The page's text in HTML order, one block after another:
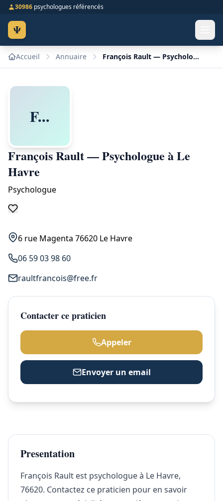
30986 psychologues référencés
Ψ
Accueil Annuaire François Rault — Psychologue à Le Havre
F...
François Rault — Psychologue à Le
Havre
Psychologue
6 rue Magenta 76620 Le Havre
06 59 03 98 60
raultfrancois@free.fr
Contacter ce praticien
Appeler
Envoyer un email
Presentation
François Rault est psychologue à Le Havre,
76620. Contactez ce praticien pour en savoir